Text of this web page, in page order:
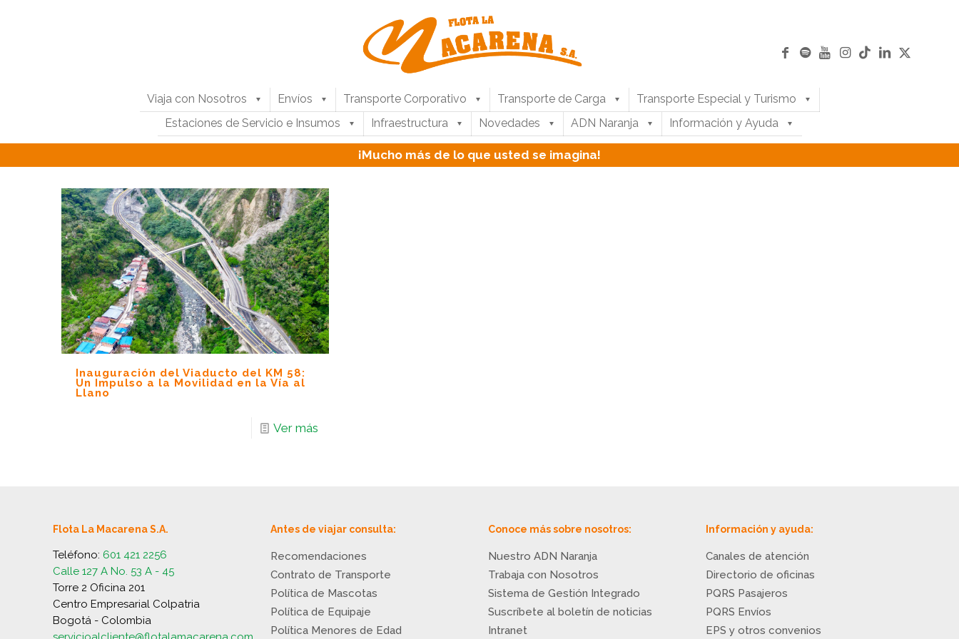
Viaja con Nosotros Envíos Transporte Corporativo Transporte de Carga
Transporte Especial y Turismo
Estaciones de Servicio e Insumos
Infraestructura Novedades ADN Naranja Información y Ayuda
¡Mucho más de lo que usted se imagina!
Inauguración del Viaducto del KM 58:
Un Impulso a la Movilidad en la Vía al
Llano
Ver más
Flota La Macarena S.A.
Teléfono: 601 421 2256
Calle 127 A No. 53 A - 45
Torre 2 Oficina 201
Centro Empresarial Colpatria
Bogotá - Colombia
Antes de viajar consulta:
Recomendaciones
Contrato de Transporte
Política de Mascotas
Política de Equipaje
Política Menores de Edad
Conoce más sobre nosotros:
Nuestro ADN Naranja
Trabaja con Nosotros
Sistema de Gestión Integrado
Suscríbete al boletín de noticias
Intranet
Información y ayuda:
Canales de atención
Directorio de oficinas
PQRS Pasajeros
PQRS Envíos
EPS y otros convenios